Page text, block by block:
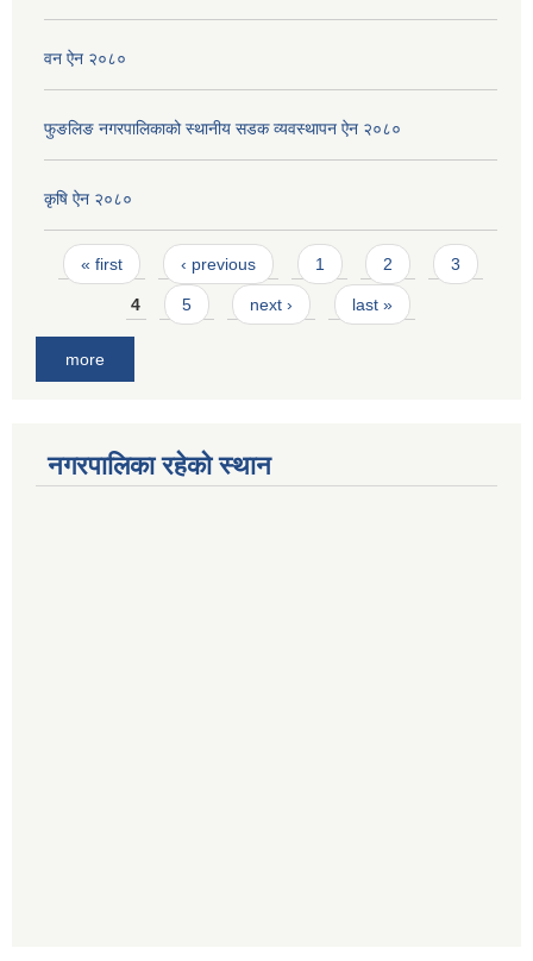
वन ऐन २०८०
फुङलिङ नगरपालिकाको स्थानीय सडक व्यवस्थापन ऐन २०८०
कृषि ऐन २०८०
Pages
« first ‹ previous 1 2 3
4 5 next › last »
more
नगरपालिका रहेको स्थान